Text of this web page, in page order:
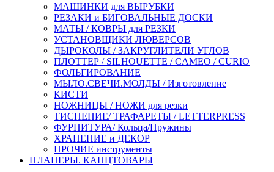
МАШИНКИ для ВЫРУБКИ
РЕЗАКИ и БИГОВАЛЬНЫЕ ДОСКИ
МАТЫ / КОВРЫ для РЕЗКИ
УСТАНОВЩИКИ ЛЮВЕРСОВ
ДЫРОКОЛЫ / ЗАКРУГЛИТЕЛИ УГЛОВ
ПЛОТТЕР / SILHOUETTE / CAMEO / CURIO
ФОЛЬГИРОВАНИЕ
МЫЛО.СВЕЧИ.МОЛДЫ / Изготовление
КИСТИ
НОЖНИЦЫ / НОЖИ для резки
ТИСНЕНИЕ/ ТРАФАРЕТЫ / LETTERPRESS
ФУРНИТУРА/ Кольца/Пружины
ХРАНЕНИЕ и ДЕКОР
ПРОЧИЕ инструменты
ПЛАНЕРЫ. КАНЦТОВАРЫ